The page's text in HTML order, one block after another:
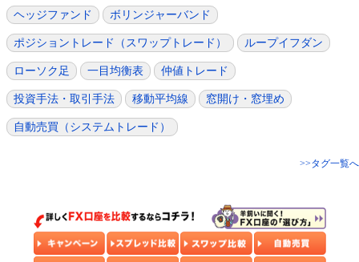
ヘッジファンド ボリンジャーバンド
ポジショントレード（スワップトレード） ループイフダン
ローソク足 一目均衡表 仲値トレード
投資手法・取引手法 移動平均線 窓開け・窓埋め
自動売買（システムトレード）
>>タグ一覧へ